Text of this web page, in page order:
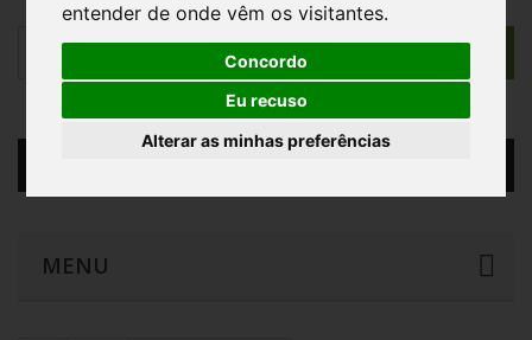
entender de onde vêm os visitantes.
Concordo
Eu recuso
Alterar as minhas preferências
MENU